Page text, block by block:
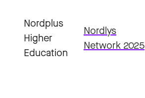
Nordplus
Higher
Education
Nordlys
Network 2025